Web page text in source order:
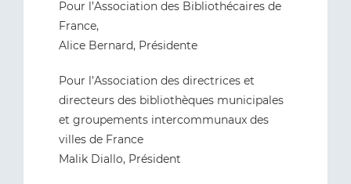
Pour l’Association des Bibliothécaires de
France,
Alice Bernard, Présidente
Pour l’Association des directrices et
directeurs des bibliothèques municipales
et groupements intercommunaux des
villes de France
Malik Diallo, Président